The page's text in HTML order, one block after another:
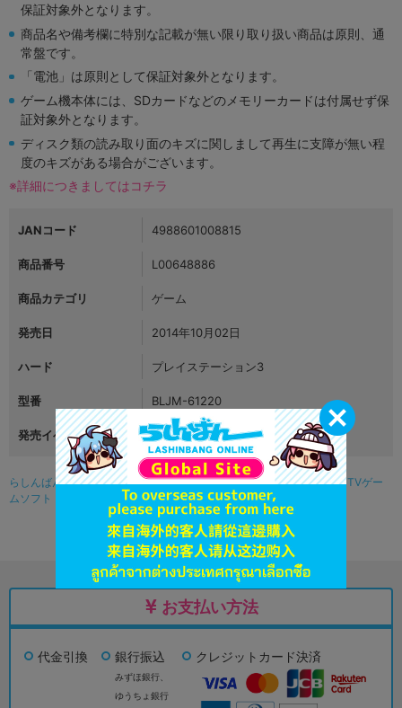
保証対象外となります。
商品名や備考欄に特別な記載が無い限り取り扱い商品は原則、通
常盤です。
「電池」は原則として保証対象外となります。
ゲーム機本体には、SDカードなどのメモリーカードは付属せず保
証対象外となります。
ディスク類の読み取り面のキズに関しまして再生に支障が無い程
度のキズがある場合がございます。
※詳細につきましてはコチラ
JANコード 4988601008815
商品番号 L00648886
商品カテゴリ ゲーム
発売日 2014年10月02日
ハード プレイステーション3
型番 BLJM-61220
発売イベント
らしんばんオンライン（アニメ系グッズ中古販売）TOP>ゲーム>TVゲー
ムソフト
> KINGDOM HEARTS -HD 2.5 ReMIX- 【PS3】
お支払い方法
代金引換 銀行振込
みずほ銀行、
ゆうちょ銀行
クレジットカード決済